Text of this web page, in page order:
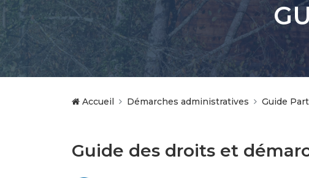
Accueil Démarches administratives Guide
Guide des droits et